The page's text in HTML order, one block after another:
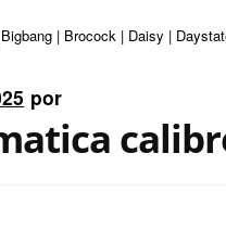
| Brocock | Daisy |
por